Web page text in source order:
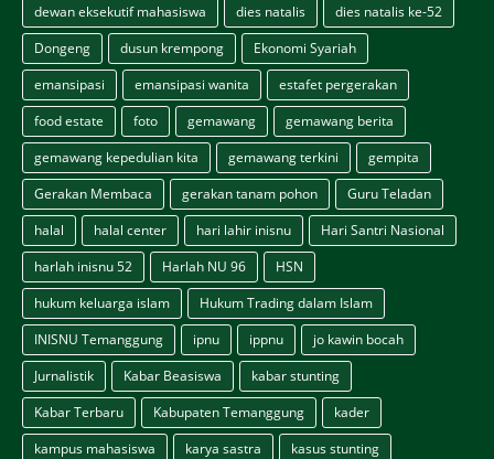
dewan eksekutif mahasiswa
dies natalis
dies natalis ke-52
Dongeng
dusun krempong
Ekonomi Syariah
emansipasi
emansipasi wanita
estafet pergerakan
food estate
foto gemawang
gemawang berita
gemawang kepedulian kita
gemawang terkini
gempita
Gerakan Membaca
gerakan tanam pohon
Guru Teladan
halal
halal center hari lahir inisnu
Hari Santri Nasional
harlah inisnu 52
Harlah NU 96
HSN
hukum keluarga islam
Hukum Trading dalam Islam
INISNU Temanggung
ipnu ippnu
jo kawin bocah
Jurnalistik
Kabar Beasiswa
kabar stunting
Kabar Terbaru
Kabupaten Temanggung
kader
kampus mahasiswa
karya sastra
kasus stunting